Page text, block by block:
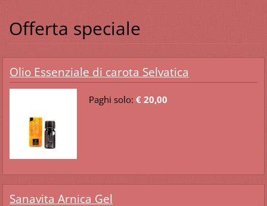
Offerta speciale
Olio Essenziale di carota Selvatica
Paghi solo: € 20,00
Sanavita Arnica Gel